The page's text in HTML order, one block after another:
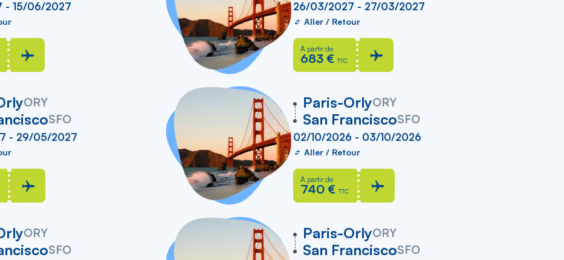
- 15/06/2027 26/03/2027 - 27/03/2027
Aller / Retour
À partir de
683 € TTC
ORY
SFO
- 29/05/2027
Paris-OrlyORY
vers
San FranciscoSFO
02/10/2026 - 03/10/2026
Aller / Retour
À partir de
740 € TTC
ORY
SFO
Paris-OrlyORY
vers
San FranciscoSFO